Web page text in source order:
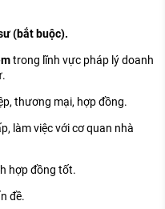
(bắt buộc).
trong lĩnh vực pháp lý doanh
thương mại, hợp đồng.
làm việc với cơ quan nhà
hợp đồng tốt.
đề.